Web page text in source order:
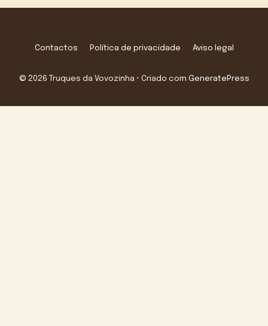
Contactos Política de privacidade Aviso legal
© 2026 Truques da Vovozinha • Criado com GeneratePress